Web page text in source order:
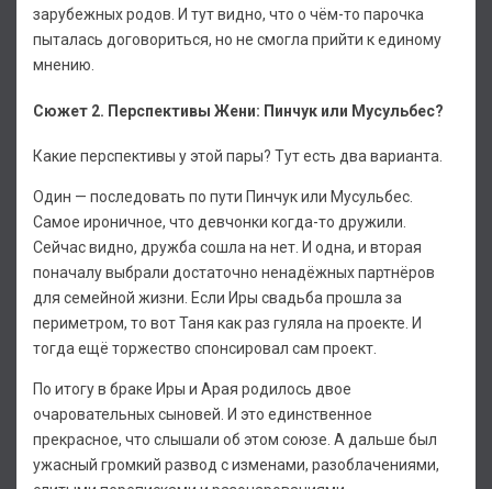
зарубежных родов. И тут видно, что о чём-то парочка
пыталась договориться, но не смогла прийти к единому
мнению.
Сюжет 2. Перспективы Жени: Пинчук или Мусульбес?
Какие перспективы у этой пары? Тут есть два варианта.
Один — последовать по пути Пинчук или Мусульбес.
Самое ироничное, что девчонки когда-то дружили.
Сейчас видно, дружба сошла на нет. И одна, и вторая
поначалу выбрали достаточно ненадёжных партнёров
для семейной жизни. Если Иры свадьба прошла за
периметром, то вот Таня как раз гуляла на проекте. И
тогда ещё торжество спонсировал сам проект.
По итогу в браке Иры и Арая родилось двое
очаровательных сыновей. И это единственное
прекрасное, что слышали об этом союзе. А дальше был
ужасный громкий развод с изменами, разоблачениями,